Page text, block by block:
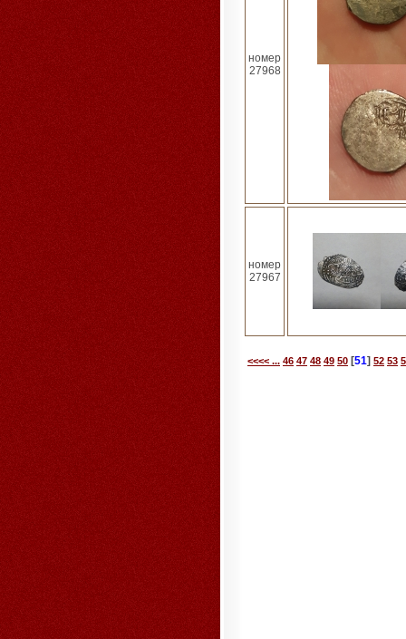
номер
27968
номер
27967
<<<< ... 46 47 48 49 50 [51] 52 53